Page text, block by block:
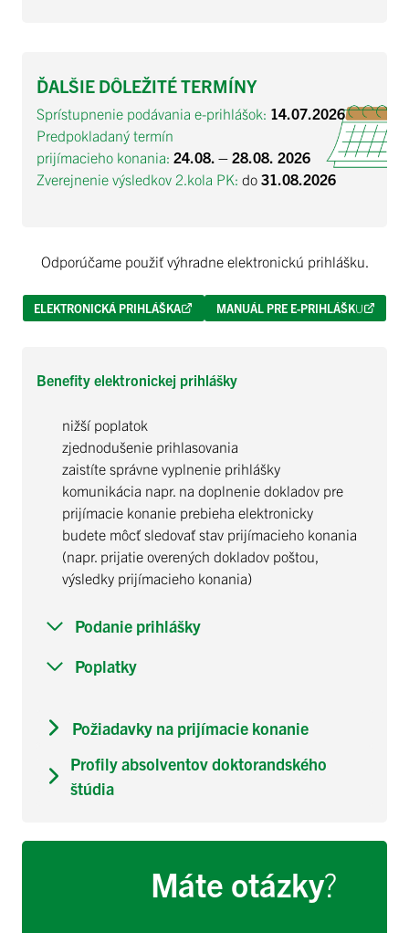
ĎALŠIE DÔLEŽITÉ TERMÍNY
Sprístupnenie podávania e-prihlášok: 14.07.2026
Predpokladaný termín
prijímacieho konania: 24.08. – 28.08. 2026
Zverejnenie výsledkov 2.kola PK: do 31.08.2026
Odporúčame použiť výhradne elektronickú prihlášku.
ELEKTRONICKÁ PRIHLÁŠKA MANUÁL PRE E-PRIHLÁŠKU
Benefity elektronickej prihlášky
nižší poplatok
zjednodušenie prihlasovania
zaistíte správne vyplnenie prihlášky
komunikácia napr. na doplnenie dokladov pre
prijímacie konanie prebieha elektronicky
budete môcť sledovať stav prijímacieho konania
(napr. prijatie overených dokladov poštou,
výsledky prijímacieho konania)
Podanie prihlášky
Poplatky
Požiadavky na prijímacie konanie
Profily absolventov doktorandského
štúdia
Máte otázky?